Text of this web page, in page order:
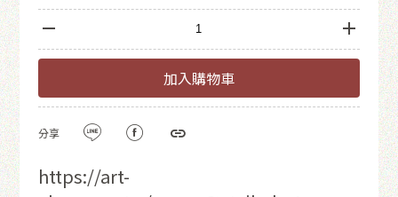
加入購物車
分享
https://art-